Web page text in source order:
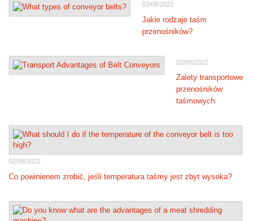
02/08/2022
Jakie rodzaje taśm
przenośników?
02/08/2022
Zalety transportowe
przenośników
taśmowych
02/08/2022
Co powinienem zrobić, jeśli temperatura taśmy jest zbyt wysoka?